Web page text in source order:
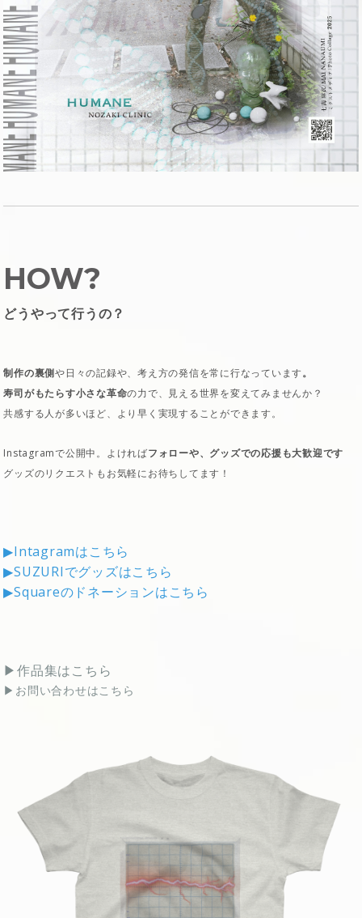
HOW?
どうやって行うの？
制作の裏側や日々の記録や、考え方の発信を常に行なっています。
寿司がもたらす小さな革命の力で、見える世界を変えてみませんか？
共感する人が多いほど、より早く実現することができます。
Instagramで公開中。よければフォローや、グッズでの応援も大歓迎です
グッズのリクエストもお気軽にお待ちしてます！
▶︎Intagramはこちら
▶︎SUZURIでグッズはこちら
▶︎Squareのドネーションはこちら
▶︎作品集はこちら
▶︎お問い合わせはこちら